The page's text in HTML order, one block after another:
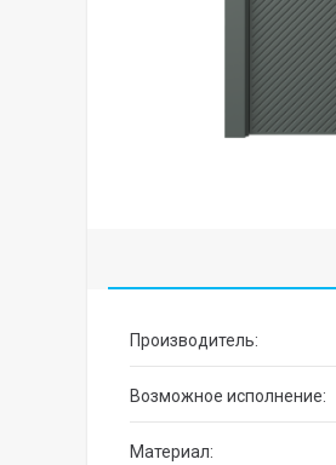
Производитель:
Возможное исполнение:
Материал: